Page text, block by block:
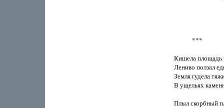
Кишела
Лениво ползал
Земля гудела
В ущельях
Плыл скорбный